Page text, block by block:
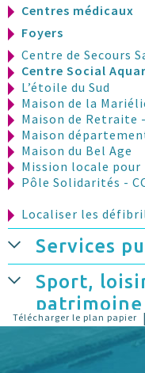
Centres médicaux
Foyers
Centre de Secours
Centre Social
L’étoile du Sud
Maison de la
Maison de Retraite
Maison
Maison du Bel Age
Mission locale pour
Pôle Solidarités -
Localiser les
Services
Sport,
patrimoine
Télécharger le plan papier |